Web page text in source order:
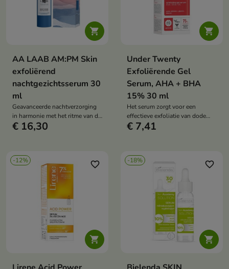

AA LAAB AM:PM Skin
exfoliërend
nachtgezichtsserum 30
ml
Geavanceerde nachtverzorging
in harmonie met het ritme van de
huid - zichtbare verbetering van
€ 16,30

Under Twenty
Exfoliërende Gel
Serum, AHA + BHA
15% 30 ml
Het serum zorgt voor een
effectieve exfoliatie van dode
huidcellen, het vrijmaken van
€ 7,41
-12%

favorite_border -18%

favorite_border